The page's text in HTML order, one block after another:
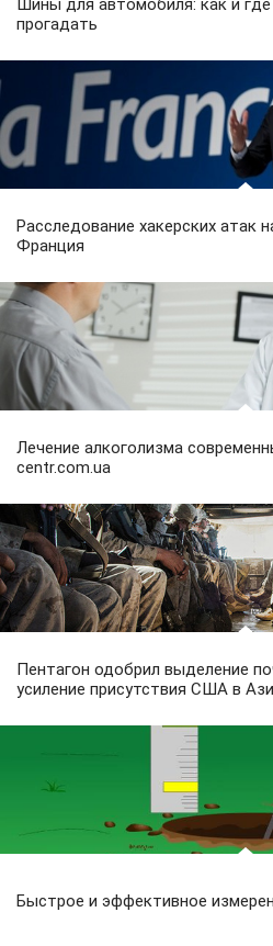
Шины для автомобиля: как и
прогадать
Расследование хакерских атак
Франция
Лечение алкоголизма
centr.com.ua
Пентагон одобрил выделение
усиление присутствия США в
Быстрое и эффективное